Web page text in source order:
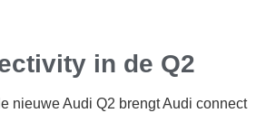
in de Q2
nieuwe Audi Q2 brengt Audi connect